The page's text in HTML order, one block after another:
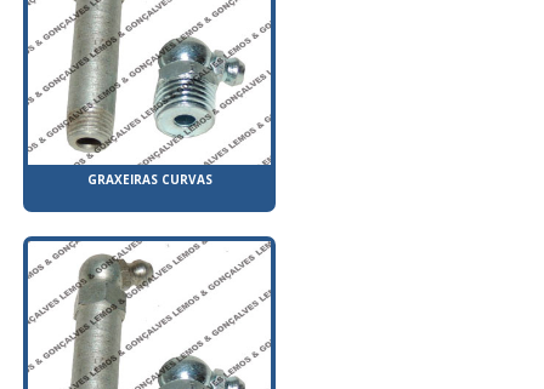
GRAXEIRAS CURVAS